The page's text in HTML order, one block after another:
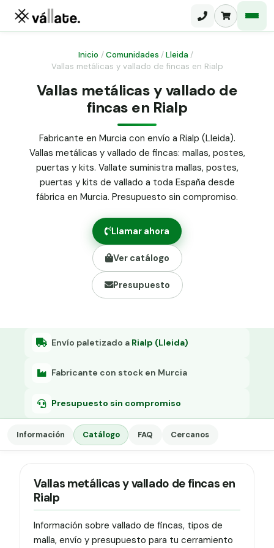
Malla ganadera
Malla simple torsión
Malla triple torsión
Panel malla H.
Puerta abatible dos hojas
Puerta acceso peatonal
Poste malla Hércules
Poste malla simple torsión
Alambre de espino galvanizado
Alambre liso galvanizado
Malla ocultación 70 g/m² verde
Abrazadera PVC malla H.
Grapa malla H.
Inicio /Comunidades /Lleida /
Vallas metálicas y vallado de fincas en Rialp
Vallas metálicas y vallado de
fincas en Rialp
Fabricante en Murcia con envío a Rialp (Lleida).
Vallas metálicas y vallado de fincas: mallas, postes,
puertas y kits. Vallate suministra mallas, postes,
puertas y kits de vallado a toda España desde
fábrica en Murcia. Presupuesto sin compromiso.
Llamar ahora
Ver catálogo
Presupuesto
Envío paletizado a Rialp (Lleida)
Fabricante con stock en Murcia
Presupuesto sin compromiso
Información Catálogo FAQ Cercanos
Vallas metálicas y vallado de fincas en
Rialp
Información sobre vallado de fincas, tipos de
malla, envío y presupuesto para tu cerramiento